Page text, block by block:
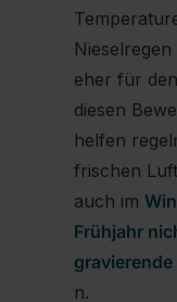
eher für
diesen
helfen
frischen
auch im
Frühjahr
n.